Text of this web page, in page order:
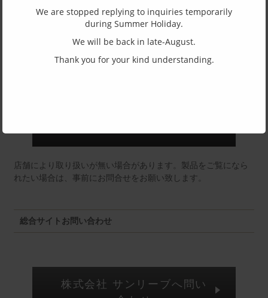
(一社)福井県眼鏡協会ショールームへのお問い合わせ
東京店：GG291
店舗により取り扱いが無い場合があります。製品をご覧になら
れたい場合は、事前にお問合せをお願い致します。
総合サイトお問い合わせ
株式会社 サンリーブへ問い
We are stopped replying to inquiries temporarily
during Summer Holiday.
We will be back in late-August.
Thank you for your kind understanding.